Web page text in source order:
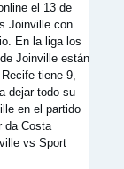
el 13 de
Joinville con
En la liga los
Joinville están
tiene 9,
dejar todo su
en el partido
da Costa
vs Sport